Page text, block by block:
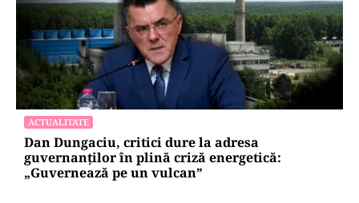
ACTUALITATE
Dan Dungaciu, critici dure la adresa
guvernanților în plină criză energetică:
„Guvernează pe un vulcan”